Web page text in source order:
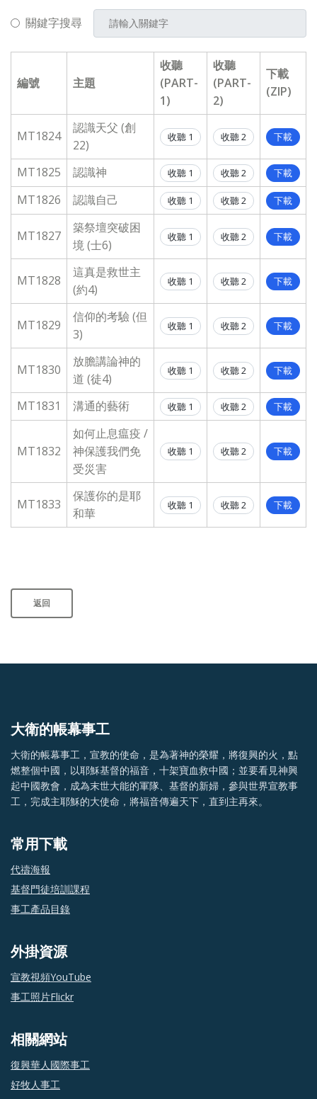
關鍵字搜尋
編號 主題
收聽
(PART-
1)
收聽
(PART-
2)
下載
(ZIP)
MT1824
認識天父 (創
22)
收聽 1 收聽 2 下載
MT1825 認識神 收聽 1 收聽 2 下載
MT1826 認識自己 收聽 1 收聽 2 下載
MT1827
築祭壇突破困
境 (士6)
收聽 1 收聽 2 下載
MT1828
這真是救世主
(約4)
收聽 1 收聽 2 下載
MT1829
信仰的考驗 (但
3)
收聽 1 收聽 2 下載
MT1830
放膽講論神的
道 (徒4)
收聽 1 收聽 2 下載
MT1831 溝通的藝術 收聽 1 收聽 2 下載
MT1832
如何止息瘟疫 /
神保護我們免
受災害
收聽 1 收聽 2 下載
MT1833
保護你的是耶
和華
收聽 1 收聽 2 下載
返回
大衛的帳幕事工
大衛的帳幕事工，宣教的使命，是為著神的榮耀，將復興的火，點
燃整個中國，以耶穌基督的福音，十架寶血救中國；並要看見神興
起中國教會，成為末世大能的軍隊、基督的新婦，參與世界宣教事
工，完成主耶穌的大使命，將福音傳遍天下，直到主再來。
常用下載
代禱海報
基督門徒培訓課程
事工產品目錄
外掛資源
宣教視頻YouTube
事工照片Flickr
相關網站
復興華人國際事工
好牧人事工